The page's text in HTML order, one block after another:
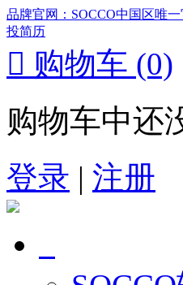
品牌官网：SOCCO中国区唯
投简历
 购物车 (0)
购物车中还
登录 | 注册